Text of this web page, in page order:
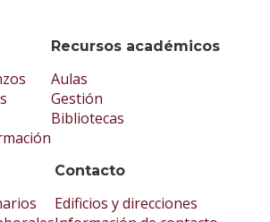
Recursos académicos
Aulas
Gestión
Bibliotecas
Contacto
Edificios y direcciones